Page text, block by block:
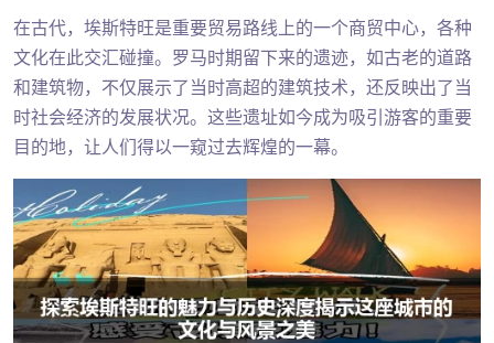
在古代，埃斯特旺是重要贸易路线上的一个商贸中心，各种
文化在此交汇碰撞。罗马时期留下来的遗迹，如古老的道路
和建筑物，不仅展示了当时高超的建筑技术，还反映出了当
时社会经济的发展状况。这些遗址如今成为吸引游客的重要
目的地，让人们得以一窥过去辉煌的一幕。